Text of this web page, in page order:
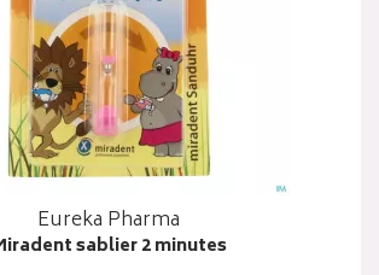
Eureka Pharma
sablier 2 minutes